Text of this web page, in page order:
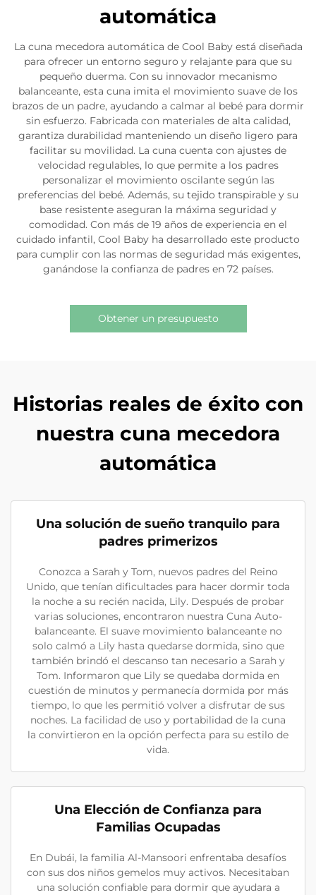
automática
La cuna mecedora automática de Cool Baby está diseñada
para ofrecer un entorno seguro y relajante para que su
pequeño duerma. Con su innovador mecanismo
balanceante, esta cuna imita el movimiento suave de los
brazos de un padre, ayudando a calmar al bebé para dormir
sin esfuerzo. Fabricada con materiales de alta calidad,
garantiza durabilidad manteniendo un diseño ligero para
facilitar su movilidad. La cuna cuenta con ajustes de
velocidad regulables, lo que permite a los padres
personalizar el movimiento oscilante según las
preferencias del bebé. Además, su tejido transpirable y su
base resistente aseguran la máxima seguridad y
comodidad. Con más de 19 años de experiencia en el
cuidado infantil, Cool Baby ha desarrollado este producto
para cumplir con las normas de seguridad más exigentes,
ganándose la confianza de padres en 72 países.
Obtener un presupuesto
Historias reales de éxito con
nuestra cuna mecedora
automática
Una solución de sueño tranquilo para
padres primerizos
Conozca a Sarah y Tom, nuevos padres del Reino
Unido, que tenían dificultades para hacer dormir toda
la noche a su recién nacida, Lily. Después de probar
varias soluciones, encontraron nuestra Cuna Auto-
balanceante. El suave movimiento balanceante no
solo calmó a Lily hasta quedarse dormida, sino que
también brindó el descanso tan necesario a Sarah y
Tom. Informaron que Lily se quedaba dormida en
cuestión de minutos y permanecía dormida por más
tiempo, lo que les permitió volver a disfrutar de sus
noches. La facilidad de uso y portabilidad de la cuna
la convirtieron en la opción perfecta para su estilo de
vida.
Una Elección de Confianza para
Familias Ocupadas
En Dubái, la familia Al-Mansoori enfrentaba desafíos
con sus dos niños gemelos muy activos. Necesitaban
una solución confiable para dormir que ayudara a